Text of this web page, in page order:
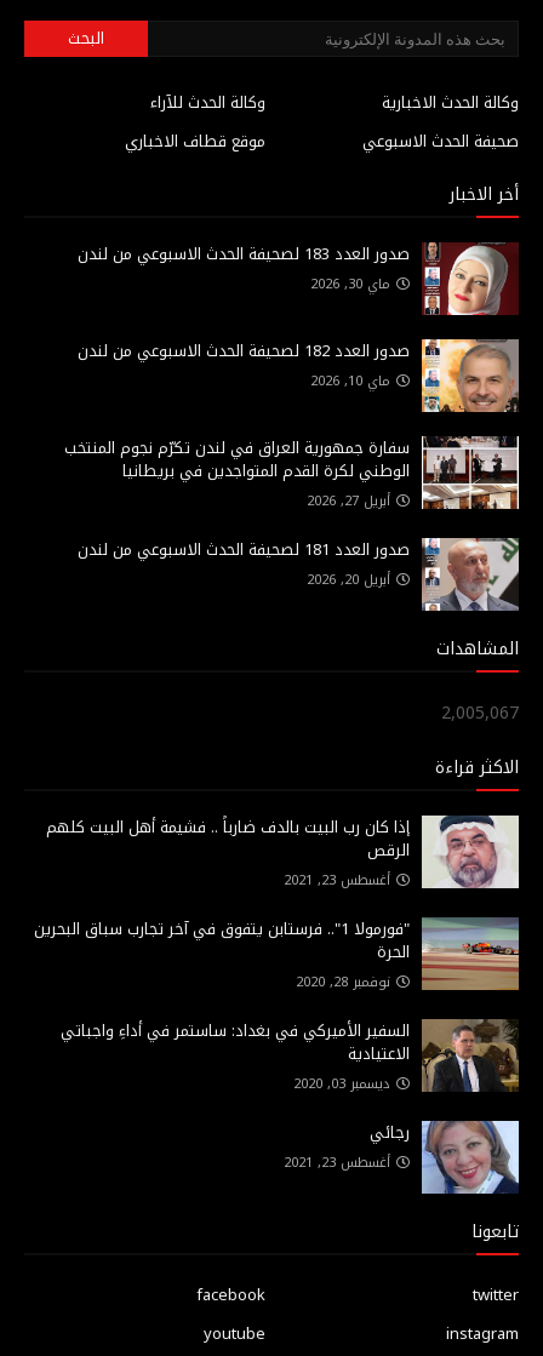
وكالة الحدث للآراء
وكالة الحدث الاخبارية
موقع قطاف الاخباري
صحيفة الحدث الاسبوعي
أخر الاخبار
صدور العدد 183 لصحيفة الحدث الاسبوعي من لندن
ماي 30, 2026
صدور العدد 182 لصحيفة الحدث الاسبوعي من لندن
ماي 10, 2026
سفارة جمهورية العراق في لندن تكرّم نجوم المنتخب
الوطني لكرة القدم المتواجدين في بريطانيا
أبريل 27, 2026
صدور العدد 181 لصحيفة الحدث الاسبوعي من لندن
أبريل 20, 2026
المشاهدات
2,005,067
الاكثر قراءة
إذا كان رب البيت بالدف ضارباً .. فشيمة أهل البيت كلهم
الرقص
أغسطس 23, 2021
"فورمولا 1".. فرستابن يتفوق في آخر تجارب سباق البحرين
الحرة
نوفمبر 28, 2020
السفير الأميركي في بغداد: ساستمر في أداءِ واجباتي
الاعتيادية
ديسمبر 03, 2020
رجائي
أغسطس 23, 2021
تابعونا
facebook
twitter
youtube
instagram